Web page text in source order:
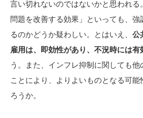
言い切れないのではないかと思われる
問題を改善する効果」といっても、強
るのかどうか疑わしい。とはいえ、 公
雇用は、即効性があり、不況時には有
う。また、インフレ抑制に関しても他
ことにより、よりよいものとなる可
ろうか。